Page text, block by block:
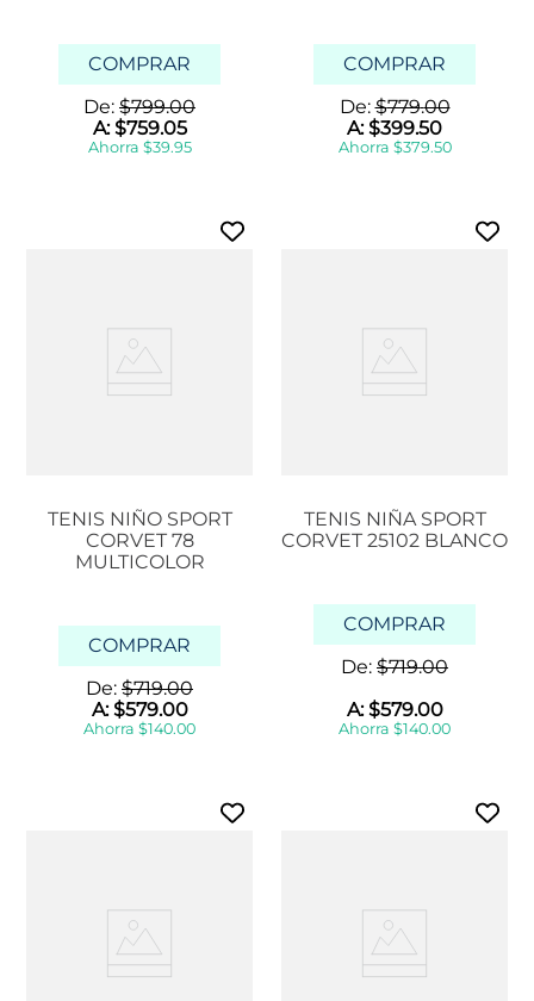
COMPRAR
De: $799.00
A:$759.05
Ahorra $39.95
COMPRAR
De:$779.00
A:$399.50
Ahorra $379.50
TENIS NIÑO SPORT
CORVET 78
MULTICOLOR
COMPRAR
De: $719.00
A:$579.00
Ahorra $140.00
TENIS NIÑA SPORT
CORVET 25102 BLANCO
COMPRAR
De: $719.00
A:$579.00
Ahorra $140.00